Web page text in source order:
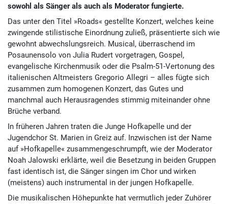
sowohl als Sänger als auch als Moderator fungierte.
Das unter den Titel »Roads« gestellte Konzert, welches keine
zwingende stilistische Einordnung zuließ, präsentierte sich wie
gewohnt abwechslungsreich. Musical, überraschend im
Posaunensolo von Julia Rudert vorgetragen, Gospel,
evangelische Kirchenmusik oder die Psalm-51-Vertonung des
italienischen Altmeisters Gregorio Allegri – alles fügte sich
zusammen zum homogenen Konzert, das Gutes und
manchmal auch Herausragendes stimmig miteinander ohne
Brüche verband.
In früheren Jahren traten die Junge Hofkapelle und der
Jugendchor St. Marien in Greiz auf. Inzwischen ist der Name
auf »Hofkapelle« zusammengeschrumpft, wie der Moderator
Noah Jalowski erklärte, weil die Besetzung in beiden Gruppen
fast identisch ist, die Sänger singen im Chor und wirken
(meistens) auch instrumental in der jungen Hofkapelle.
Die musikalischen Höhepunkte hat vermutlich jeder Zuhörer